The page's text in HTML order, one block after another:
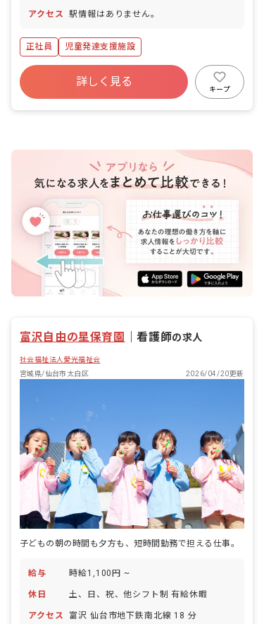
アクセス 駅情報はありません。
正社員 児童発達支援施設
詳しく見る
キープ
富沢自由の星保育園 ｜看護師の求人
社会福祉法人愛光福祉会
宮城県/仙台市太白区
2026/04/20更新
子どもの朝の時間も夕方も、短時間勤務で担える仕事。
給与 時給1,100円 ~
休日 土、日、祝、他シフト制 有給休暇
アクセス 富沢 仙台市地下鉄南北線 18 分